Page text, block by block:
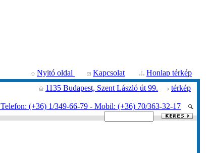
Nyitó oldal
Kapcsolat Honlap térkép
1135 Budapest, Szent László út 99. térkép
Telefon: (+36) 1/349-66-79 - Mobil: (+36) 70/363-32-17